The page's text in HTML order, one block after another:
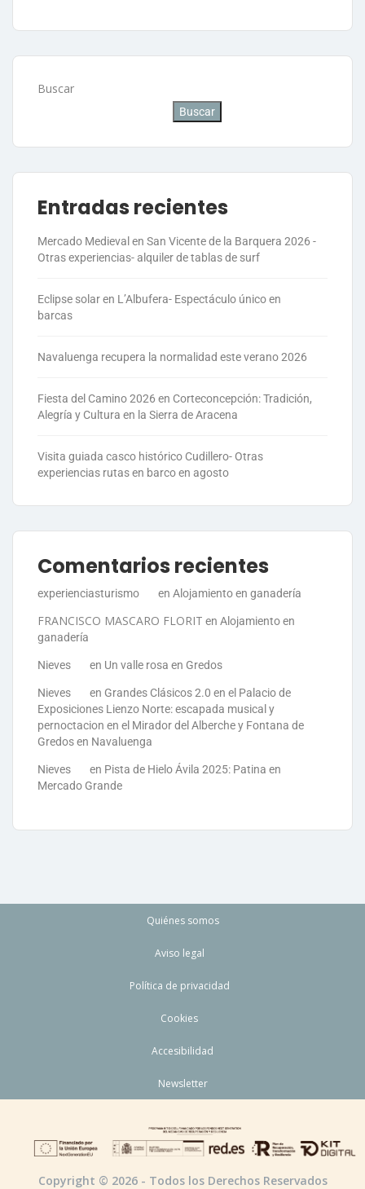
Buscar
Buscar
Entradas recientes
Mercado Medieval en San Vicente de la Barquera 2026 -
Otras experiencias- alquiler de tablas de surf
Eclipse solar en L’Albufera- Espectáculo único en
barcas
Navaluenga recupera la normalidad este verano 2026
Fiesta del Camino 2026 en Corteconcepción: Tradición,
Alegría y Cultura en la Sierra de Aracena
Visita guiada casco histórico Cudillero- Otras
experiencias rutas en barco en agosto
Comentarios recientes
experienciasturismo en Alojamiento en ganadería
FRANCISCO MASCARO FLORIT en Alojamiento en
ganadería
Nieves en Un valle rosa en Gredos
Nieves en Grandes Clásicos 2.0 en el Palacio de
Exposiciones Lienzo Norte: escapada musical y
pernoctacion en el Mirador del Alberche y Fontana de
Gredos en Navaluenga
Nieves en Pista de Hielo Ávila 2025: Patina en
Mercado Grande
Quiénes somos
Aviso legal
Política de privacidad
Cookies
Accesibilidad
Newsletter
Copyright © 2026 - Todos los Derechos Reservados